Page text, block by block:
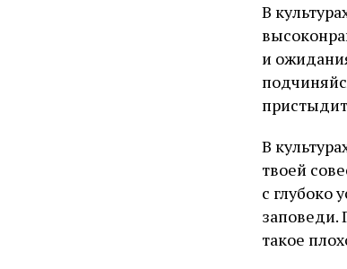
В
и
В
твоей
с глубоко
заповеди.
такое